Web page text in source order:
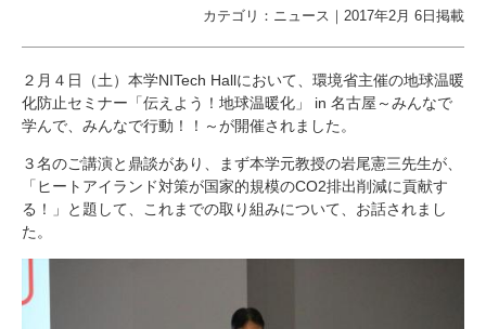
国際交流
研究・教員Navi
受験生 在学生
卒業生
寄附のお願い
カテゴリ：ニュース｜2017年2月 6日掲載
２月４日（土）本学NITech Hallにおいて、環境省主催の地球温暖
化防止セミナー「伝えよう！地球温暖化」 in 名古屋～みんなで
学んで、みんなで行動！！～が開催されました。
３名のご講演と鼎談があり、まず本学元教授の岩尾憲三先生が、
「ヒートアイランド対策が国家的規模のCO2排出削減に貢献す
る！」と題して、これまでの取り組みについて、お話されまし
た。